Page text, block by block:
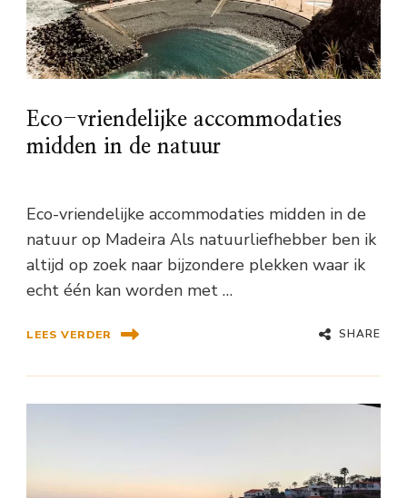
Eco-vriendelijke accommodaties
midden in de natuur
Eco-vriendelijke accommodaties midden in de
natuur op Madeira Als natuurliefhebber ben ik
altijd op zoek naar bijzondere plekken waar ik
echt één kan worden met …
LEES VERDER SHARE